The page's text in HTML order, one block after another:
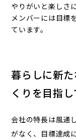
やりがいと楽しさ
メンバーには目標
ています。
暮らしに新
くりを目指し
会社の特⾧は風通
がなく、目標達成